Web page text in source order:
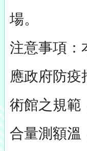
場。
注意事項：
應政府防
術館之規範
合量測額溫